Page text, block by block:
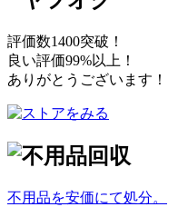
評価数1400突破！
良い評価99%以上！
ありがとうございます！
不用品を安価にて処分。